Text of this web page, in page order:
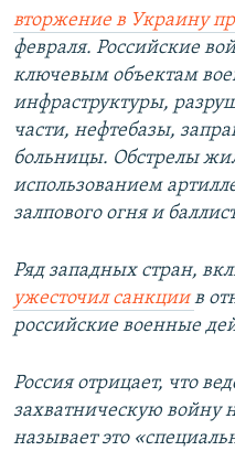
вторжение в Украину
февраля. Российские
ключевым объектам
инфраструктуры,
части, нефтебазы,
больницы. Обстрелы
использованием
залпового огня и
Ряд западных стран,
ужесточил санкциив
российские военные
Россия отрицает, что
захватническую войну
называет это